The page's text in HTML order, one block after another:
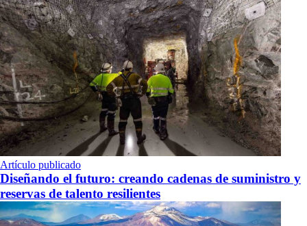
Artículo publicado
Diseñando el futuro: creando cadenas de suministro y
reservas de talento resilientes